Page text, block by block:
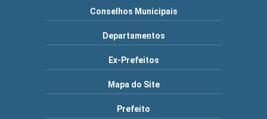
Conselhos Municipais
Departamentos
Ex-Prefeitos
Mapa do Site
Prefeito